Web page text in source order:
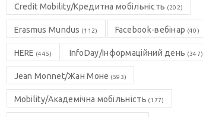
Credit Mobility/Кредитна мобільність (202)
Erasmus Mundus (112) Facebook-вебінар (40)
HERE (445) InfoDay/Інформаційний день (347)
Jean Monnet/Жан Моне (593)
Mobility/Академічна мобільність (177)